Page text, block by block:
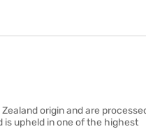
origin and are
is upheld in one of the highest